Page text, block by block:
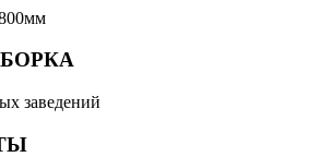
заведений